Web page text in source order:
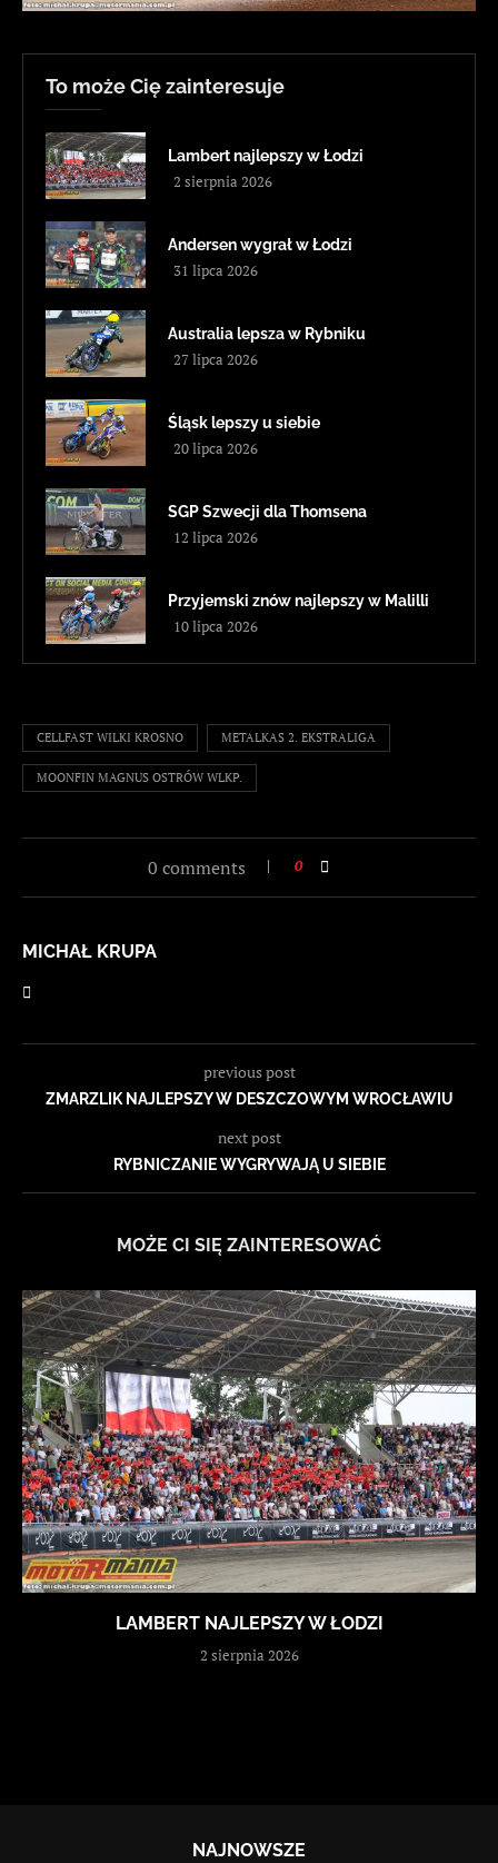
To może Cię zainteresuje
Lambert najlepszy w Łodzi
2 sierpnia 2026
Andersen wygrał w Łodzi
31 lipca 2026
Australia lepsza w Rybniku
27 lipca 2026
Śląsk lepszy u siebie
20 lipca 2026
SGP Szwecji dla Thomsena
12 lipca 2026
Przyjemski znów najlepszy w Malilli
10 lipca 2026
CELLFAST WILKI KROSNO METALKAS 2. EKSTRALIGA
MOONFIN MAGNUS OSTRÓW WLKP.
0 comments 0
MICHAŁ KRUPA
previous post
ZMARZLIK NAJLEPSZY W DESZCZOWYM WROCŁAWIU
next post
RYBNICZANIE WYGRYWAJĄ U SIEBIE
MOŻE CI SIĘ ZAINTERESOWAĆ
LAMBERT NAJLEPSZY W ŁODZI
2 sierpnia 2026
NAJNOWSZE